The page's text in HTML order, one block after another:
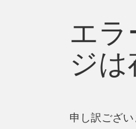
エラ
ジ
申し訳ござ